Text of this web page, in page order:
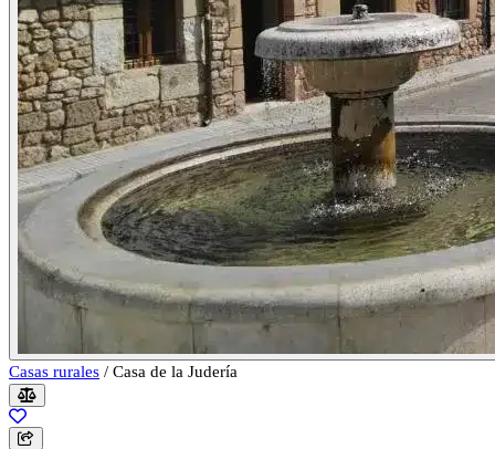
Casas rurales / Casa de la Judería